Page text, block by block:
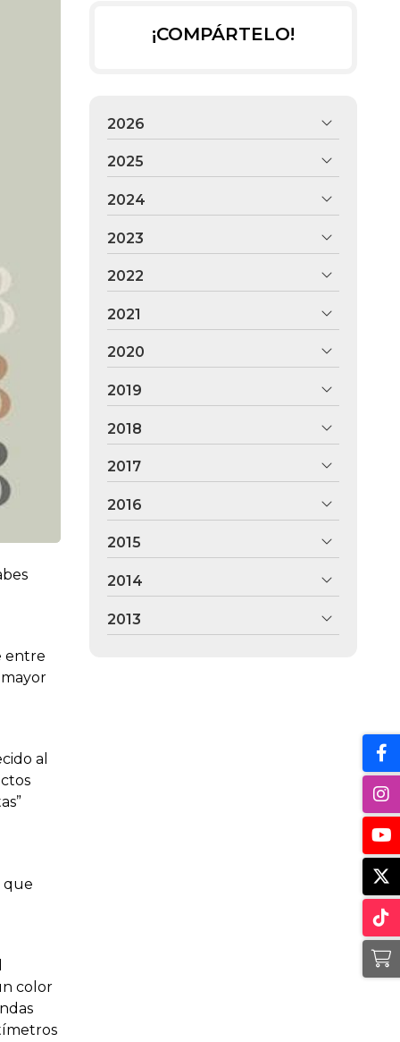
entre
al
que
color
¡COMPÁRTELO!
2026
2025
2024
2023
2022
2021
2020
2019
2018
2017
2016
2015
2014
2013